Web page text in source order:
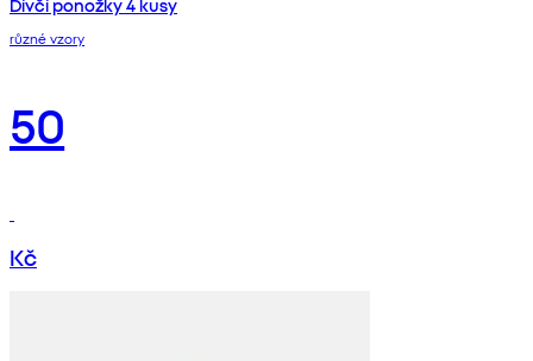
Dívčí ponožky 4 kusy
různé vzory
50
Kč